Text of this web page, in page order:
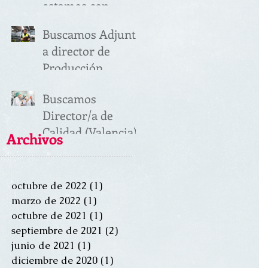
estamos con
Buscamos Adjunto
a director de
Producción
Buscamos
Director/a de
Calidad (Valencia)
Archivos
octubre de 2022 (1)
marzo de 2022 (1)
octubre de 2021 (1)
septiembre de 2021 (2)
junio de 2021 (1)
diciembre de 2020 (1)